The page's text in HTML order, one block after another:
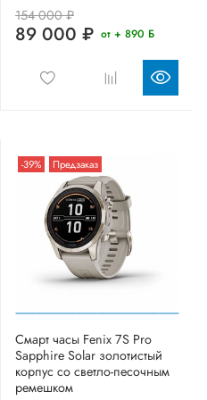
154 000 ₽
89 000 ₽ от + 890 Б
-39% Предзаказ
Смарт часы Fenix 7S Pro
Sapphire Solar золотистый
корпус со светло-песочным
ремешком